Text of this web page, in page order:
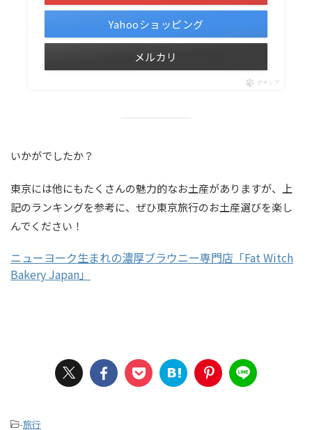
Yahooショッピング
メルカリ
ポチップ
いかがでしたか？
東京には他にもたくさんの魅力的なお土産がありますが、上
記のランキングを参考に、ぜひ東京旅行のお土産選びを楽し
んでください！
ニューヨーク生まれの濃厚ブラウニー専門店「Fat Witch
Bakery Japan」
-旅行